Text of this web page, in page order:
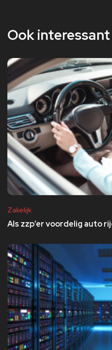
Ook interessant
Zakelijk
Als zzp’er voordelig auto